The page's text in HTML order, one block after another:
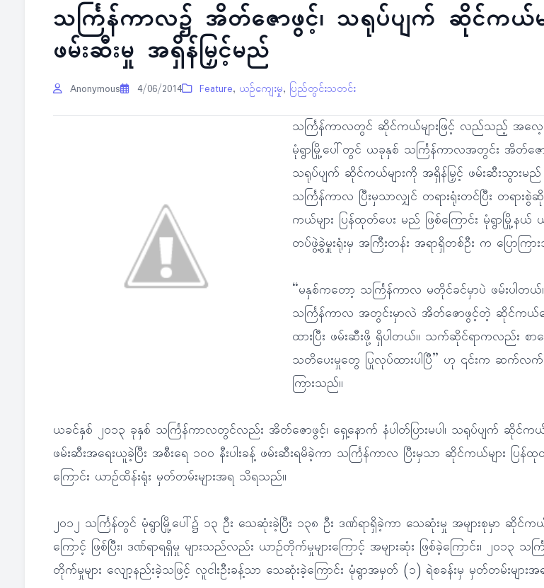
သင်္ကြန်ကာလ၌ အိတ်ဇောဖွင့်၊ သရုပ်ပျက် ဆိုင်ကယ်မ
ဖမ်းဆီးမှု အရှိန်မြှင့်မည်
Anonymous 4/06/2014 Feature, ယဉ်ကျေးမှု, ပြည်တွင်းသတင်း
သင်္ကြန်ကာလတွင် ဆိုင်ကယ်များဖြင့် လည်သည့် အလ
မုံရွာမြို့ပေါ်တွင် ယခုနှစ် သင်္ကြန်ကာလအတွင်း အိတ်ဇေ
သရုပ်ပျက် ဆိုင်ကယ်များကို အရှိန်မြှင့် ဖမ်းဆီးသွားမည် ဖ
သင်္ကြန်ကာလ ပြီးမှသာလျှင် တရားရုံးတင်ပြီး တရားစွဲ
ကယ်များ ပြန်ထုတ်ပေး မည် ဖြစ်ကြောင်း မုံရွာမြို့နယ်
တပ်ဖွဲ့ခွဲမှူးရုံးမှ အကြီးတန်း အရာရှိတစ်ဦး က ပြောကြာ
“မနှစ်ကတော့ သင်္ကြန်ကာလ မတိုင်ခင်မှာပဲ ဖမ်းပါတယ်
သင်္ကြန်ကာလ အတွင်းမှာလဲ အိတ်ဇောဖွင့်တဲ့ ဆိုင်က
ထားပြီး ဖမ်းဆီးဖို့ ရှိပါတယ်။ သက်ဆိုင်ရာကလည်း စာ
သတိပေးမှုတွေ ပြုလုပ်ထားပါပြီ” ဟု ၎င်းက ဆက်လက်
ကြားသည်။
ယခင်နှစ် ၂၀၁၃ ခုနှစ် သင်္ကြန်ကာလတွင်လည်း အိတ်ဇောဖွင့်၊ ရှေ့နောက် နံပါတ်ပြားမပါ၊ သရုပ်ပျက် ဆိုင်ကယ်
ဖမ်းဆီးအရေးယူခဲ့ပြီး အစီးရေ ၁၀၀ နီးပါးခန့် ဖမ်းဆီးရမိခဲ့ကာ သင်္ကြန်ကာလ ပြီးမှသာ ဆိုင်ကယ်များ ပြန်ထု
ကြောင်း ယာဉ်ထိန်းရုံး မှတ်တမ်းများအရ သိရသည်။
၂၀၁၂ သင်္ကြန်တွင် မုံရွာမြို့ပေါ်၌ ၁၃ ဦး သေဆုံးခဲ့ပြီး ၁၃၈ ဦး ဒဏ်ရာရှိခဲ့ကာ သေဆုံးမှု အများစုမှာ ဆိုင်က
ကြောင့် ဖြစ်ပြီး၊ ဒဏ်ရာရရှိမှု များသည်လည်း ယာဉ်တိုက်မှုများကြောင့် အများဆုံး ဖြစ်ခဲ့ကြောင်း၊ ၂၀၁၃ သ
တိုက်မှုများ လျော့နည်းခဲ့သဖြင့် လူငါးဦးခန့်သာ သေဆုံးခဲ့ကြောင်း မုံရွာအမှတ် (၁) ရဲစခန်းမှ မှတ်တမ်းမျာ